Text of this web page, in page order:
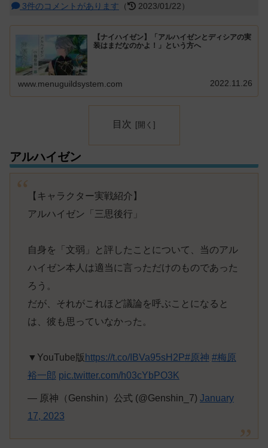
3件のコメントがあります （ 2023/01/22）
【ナイハイゼン】「アルハイゼンとディシアの実
装はまだなのかよ！」という方へ
www.menuguildsystem.com 2022.11.26
目次
アルハイゼン
【キャラクター実戦紹介】
アルハイゼン「三思後行」
自身を「文弱」と評したことについて、当のアル
ハイゼン本人は適当に言っただけのものであった
ろう。
だが、それがこれほど議論を呼ぶことになると
は、彼も思っていなかった。
▼YouTube版 https://t.co/IBVa95sH2P#原神 #梅原
裕一郎 pic.twitter.com/h03cYbPO3K
— 原神（Genshin）公式 (@Genshin_7) January
17, 2023